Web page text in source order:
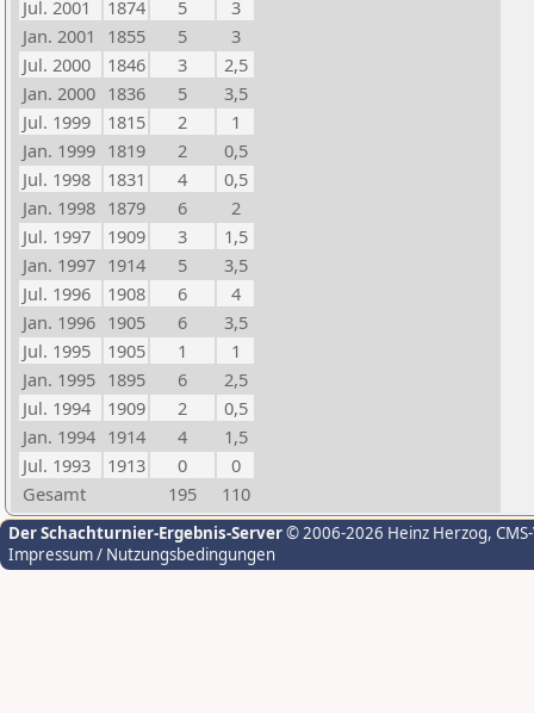
Jul. 2001
1874 5
3
Jan. 2001
1855 5
3
Jul. 2000
1846 3
2,5
Jan. 2000 1836 5
3,5
Jul. 1999
1815 2
1
Jan. 1999 1819 2
0,5
Jul. 1998
1831 4
0,5
Jan. 1998 1879 6
2
Jul. 1997
1909 3
1,5
Jan. 1997 1914 5
3,5
Jul. 1996
1908 6
4
Jan. 1996 1905 6
3,5
Jul. 1995
1905 1
1
Jan. 1995 1895 6
2,5
Jul. 1994
1909 2
0,5
Jan. 1994 1914 4
1,5
Jul. 1993
1913 0
0
Gesamt
195 110
Der Schachturnier-Ergebnis-Server© 2006-2026 Heinz Herzog,
Impressum / Nutzungsbedingungen